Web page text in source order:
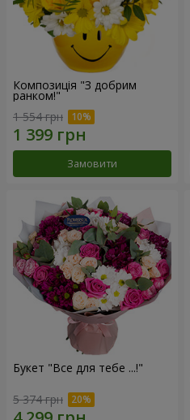
Композиція "З добрим
ранком!"
1 554 грн
Замовити
Букет "Все для тебе ...!"
5 374 грн